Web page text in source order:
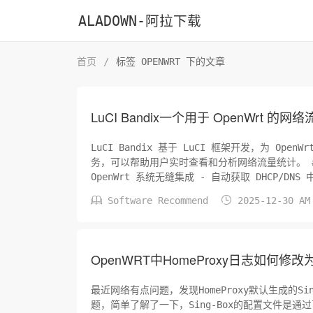
ALADOWN-阿拉下载
首页 / 标签 OPENWRT 下的文章
LuCI Bandix一个用于 OpenWrt 的网络
LuCI Bandix 基于 LuCI 框架开发，为
务，可以帮助用户实时查看和分析网络流量统计。 ####功能特点 - 网络流量实时监控 - 直观的数据可视化界面 - 与
OpenWrt 系统无缝集成 - 自动获取 DHCP/
 Software Recommend  2025-12-30
OpenWRT中HomeProxy日志如何修改
最近网络有点问题，发现HomeProxy默认生成的
题，简单了解了一下，Sing-Box的配置文件是通